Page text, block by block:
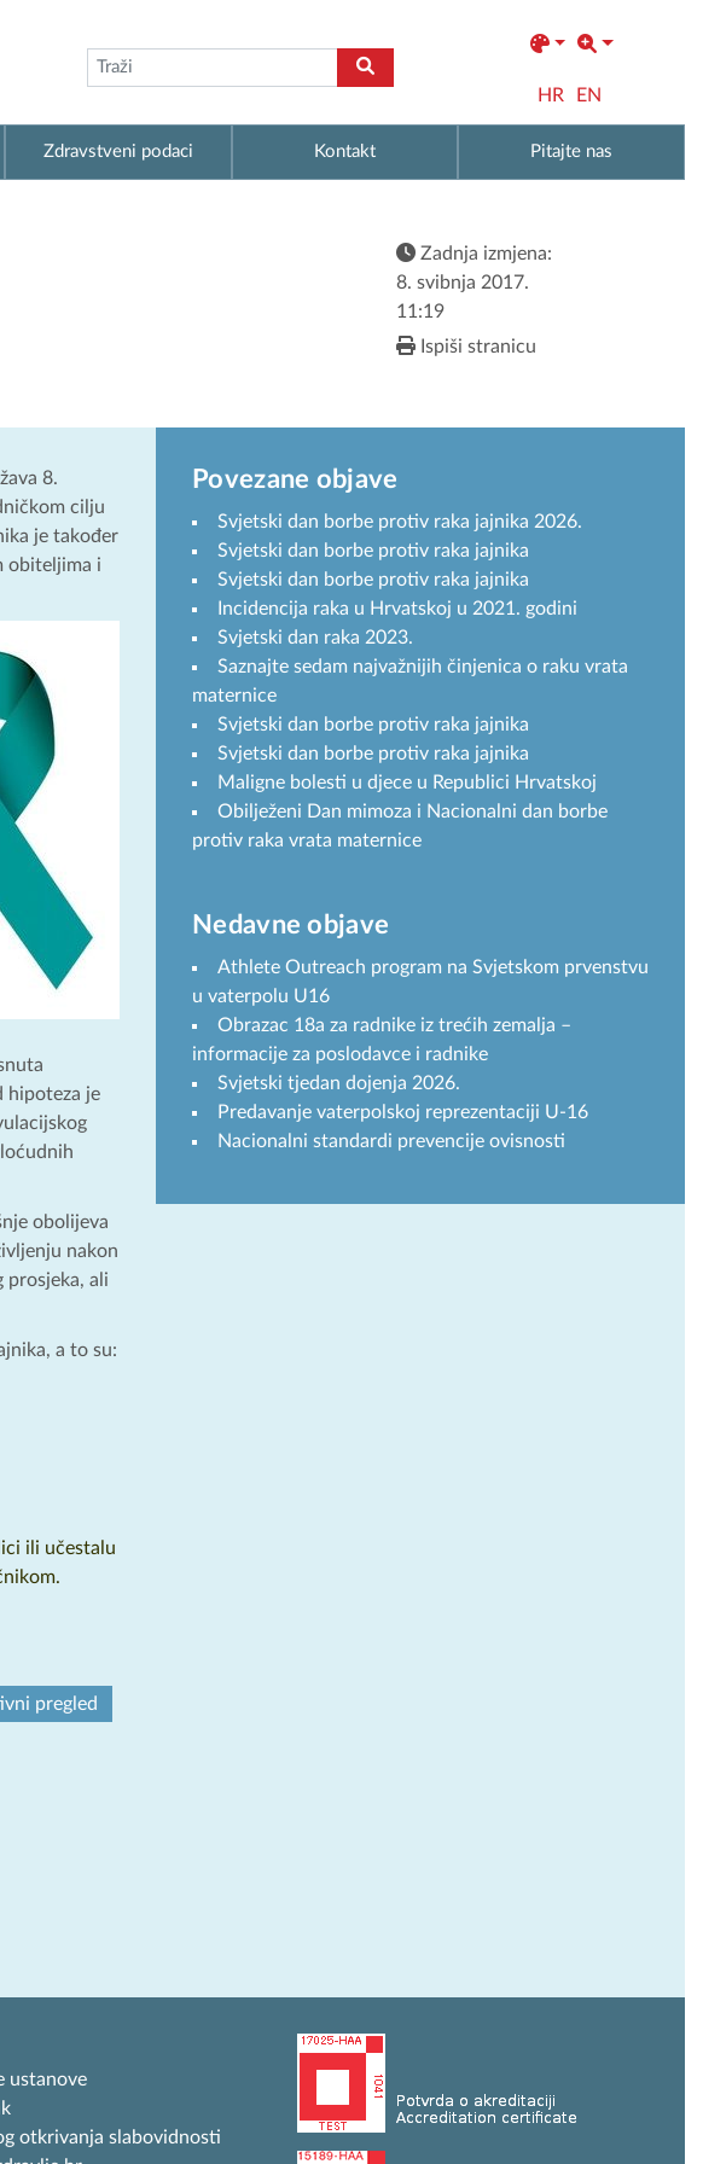
HR EN
Zdravstveni podaci Kontakt Pitajte nas
Zadnja izmjena:
8. svibnja 2017.
11:19
Ispiši stranicu
8.
cilju
je također
obiteljima i
hipoteza je
obolijeva
nakon
prosjeka, ali
a to su:
ili učestalu
pregled
Povezane objave
Svjetski dan borbe protiv raka jajnika 2026.
Svjetski dan borbe protiv raka jajnika
Svjetski dan borbe protiv raka jajnika
Incidencija raka u Hrvatskoj u 2021. godini
Svjetski dan raka 2023.
Saznajte sedam najvažnijih činjenica o raku vrata
maternice
Svjetski dan borbe protiv raka jajnika
Svjetski dan borbe protiv raka jajnika
Maligne bolesti u djece u Republici Hrvatskoj
Obilježeni Dan mimoza i Nacionalni dan borbe
protiv raka vrata maternice
Nedavne objave
Athlete Outreach program na Svjetskom prvenstvu
u vaterpolu U16
Obrazac 18a za radnike iz trećih zemalja –
informacije za poslodavce i radnike
Svjetski tjedan dojenja 2026.
Predavanje vaterpolskoj reprezentaciji U-16
Nacionalni standardi prevencije ovisnosti
ustanove
otkrivanja slabovidnosti